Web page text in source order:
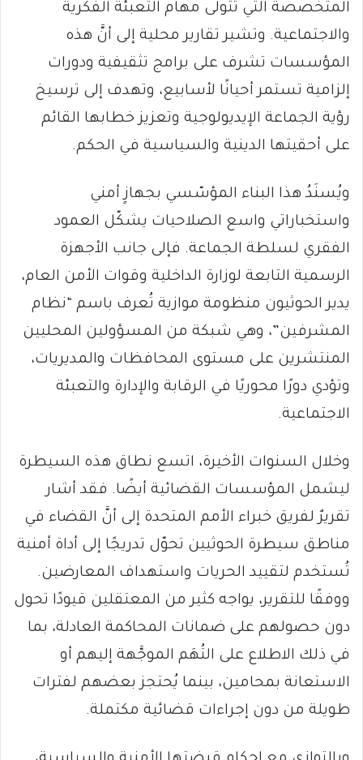
المتخصصة التي تتولى مهام التعبئة الفكرية
والاجتماعية. وتشير تقارير محلية إلى أنَّ هذه
المؤسسات تشرف على برامج تثقيفية ودورات
إلزامية تستمر أحيانًا لأسابيع، وتهدف إلى ترسيخ
رؤية الجماعة الإيديولوجية وتعزيز خطابها القائم
على أحقيتها الدينية والسياسية في الحكم.
ويُسنَدُ هذا البناء المؤسّسي بجهازٍ أمني
واستخباراتي واسع الصلاحيات يشكّل العمود
الفقري لسلطة الجماعة. فإلى جانب الأجهزة
الرسمية التابعة لوزارة الداخلية وقوات الأمن العام،
يدير الحوثيون منظومة موازية تُعرف باسم “نظام
المشرفين”، وهي شبكة من المسؤولين المحليين
المنتشرين على مستوى المحافظات والمديريات،
وتؤدي دورًا محوريًا في الرقابة والإدارة والتعبئة
الاجتماعية.
وخلال السنوات الأخيرة، اتسع نطاق هذه السيطرة
ليشمل المؤسسات القضائية أيضًا. فقد أشار
تقريرٌ لفريق خبراء الأمم المتحدة إلى أنَّ القضاء في
مناطق سيطرة الحوثيين تحوّل تدريجًا إلى أداة أمنية
تُستخدم لتقييد الحريات واستهداف المعارضين.
ووفقًا للتقرير، يواجه كثير من المعتقلين قيودًا تحول
دون حصولهم على ضمانات المحاكمة العادلة، بما
في ذلك الاطلاع على التُهَم الموجَّهة إليهم أو
الاستعانة بمحامين، بينما يُحتجز بعضهم لفترات
طويلة من دون إجراءات قضائية مكتملة.